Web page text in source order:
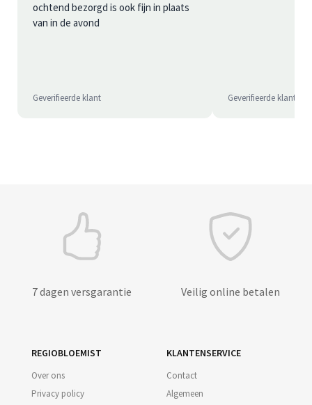
ochtend bezorgd is ook fijn in plaats
van in de avond
Geverifieerde klant Geverifieerde klant
7 dagen versgarantie Veilig online betalen
REGIOBLOEMIST
Over ons
Privacy policy
KLANTENSERVICE
Contact
Algemeen